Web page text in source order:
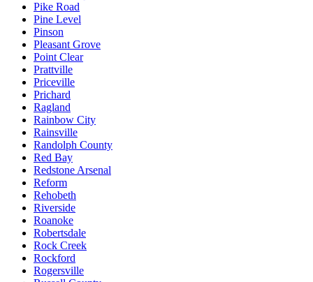
Pike Road
Pine Level
Pinson
Pleasant Grove
Point Clear
Prattville
Priceville
Prichard
Ragland
Rainbow City
Rainsville
Randolph County
Red Bay
Redstone Arsenal
Reform
Rehobeth
Riverside
Roanoke
Robertsdale
Rock Creek
Rockford
Rogersville